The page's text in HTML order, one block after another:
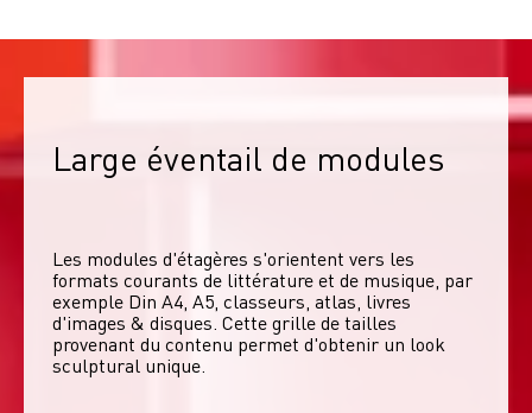
Large éventail de modules
Les modules d'étagères s'orientent vers les
formats courants de littérature et de musique, par
exemple Din A4, A5, classeurs, atlas, livres
d'images & disques. Cette grille de tailles
provenant du contenu permet d'obtenir un look
sculptural unique.